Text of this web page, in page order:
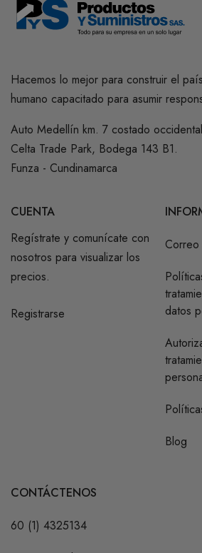
Hacemos lo mejor para construir el
humano capacitado para asumir
Auto Medellín km. 7 costado
Celta Trade Park, Bodega 143 B1.
Funza - Cundinamarca
CUENTA
Regístrate y comunícate con
nosotros para visualizar los
precios.
Registrarse
datos
Blog
CONTÁCTENOS
60 (1) 4325134